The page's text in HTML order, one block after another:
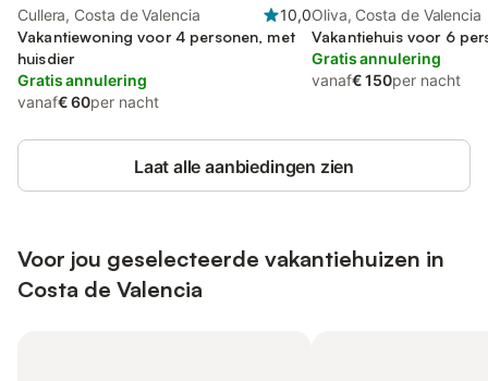
Cullera, Costa de Valencia
10,0
Vakantiewoning voor 4 personen, met
huisdier
Gratis annulering
vanaf€ 60per nacht
Oliva, Costa de Valencia
Vakantiehuis voor 6
Gratis annulering
vanaf€ 150per nacht
Laat alle aanbiedingen zien
Voor jou geselecteerde vakantiehuizen in
Costa de Valencia